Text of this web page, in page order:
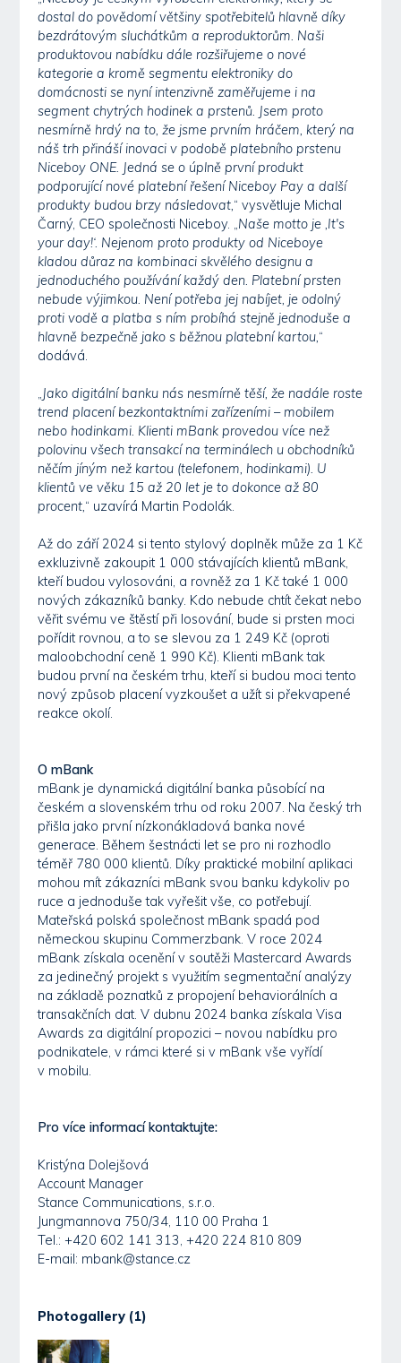
dostal do povědomí většiny spotřebitelů hlavně díky
bezdrátovým sluchátkům a reproduktorům. Naši
produktovou nabídku dále rozšiřujeme o nové
kategorie a kromě segmentu elektroniky do
domácnosti se nyní intenzivně zaměřujeme i na
segment chytrých hodinek a prstenů. Jsem proto
nesmírně hrdý na to, že jsme prvním hráčem, který na
náš trh přináší inovaci v podobě platebního prstenu
Niceboy ONE. Jedná se o úplně první produkt
podporující nové platební řešení Niceboy Pay a další
produkty budou brzy následovat,“ vysvětluje Michal
Čarný, CEO společnosti Niceboy. „Naše motto je ‚It's
your day!‘. Nejenom proto produkty od Niceboye
kladou důraz na kombinaci skvělého designu a
jednoduchého používání každý den. Platební prsten
nebude výjimkou. Není potřeba jej nabíjet, je odolný
proti vodě a platba s ním probíhá stejně jednoduše a
hlavně bezpečně jako s běžnou platební kartou,“
dodává.
„Jako digitální banku nás nesmírně těší, že nadále roste
trend placení bezkontaktními zařízeními – mobilem
nebo hodinkami. Klienti mBank provedou více než
polovinu všech transakcí na terminálech u obchodníků
něčím jíným než kartou (telefonem, hodinkami). U
klientů ve věku 15 až 20 let je to dokonce až 80
procent,“ uzavírá Martin Podolák.
Až do září 2024 si tento stylový doplněk může za 1 Kč
exkluzivně zakoupit 1 000 stávajících klientů mBank,
kteří budou vylosováni, a rovněž za 1 Kč také 1 000
nových zákazníků banky. Kdo nebude chtít čekat nebo
věřit svému ve štěstí při losování, bude si prsten moci
pořídit rovnou, a to se slevou za 1 249 Kč (oproti
maloobchodní ceně 1 990 Kč). Klienti mBank tak
budou první na českém trhu, kteří si budou moci tento
nový způsob placení vyzkoušet a užít si překvapené
reakce okolí.
O mBank
mBank je dynamická digitální banka působící na
českém a slovenském trhu od roku 2007. Na český trh
přišla jako první nízkonákladová banka nové
generace. Během šestnácti let se pro ni rozhodlo
téměř 780 000 klientů. Díky praktické mobilní aplikaci
mohou mít zákazníci mBank svou banku kdykoliv po
ruce a jednoduše tak vyřešit vše, co potřebují.
Mateřská polská společnost mBank spadá pod
německou skupinu Commerzbank. V roce 2024
mBank získala ocenění v soutěži Mastercard Awards
za jedinečný projekt s využitím segmentační analýzy
na základě poznatků z propojení behaviorálních a
transakčních dat. V dubnu 2024 banka získala Visa
Awards za digitální propozici – novou nabídku pro
podnikatele, v rámci které si v mBank vše vyřídí
v mobilu.
Pro více informací kontaktujte:
Kristýna Dolejšová
Account Manager
Stance Communications, s.r.o.
Jungmannova 750/34, 110 00 Praha 1
Tel.: +420 602 141 313, +420 224 810 809
E-mail: mbank@stance.cz
Photogallery (1)